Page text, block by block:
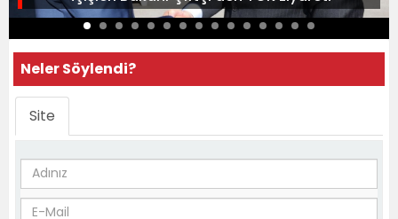
Neler Söylendi?
Site